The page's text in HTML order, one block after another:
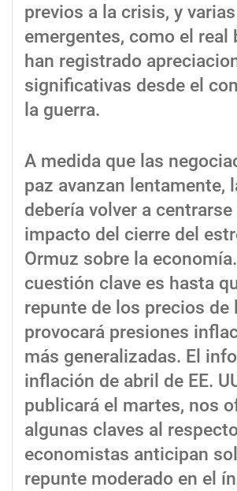
previos a la crisis, y
emergentes, como el real
han registrado
significativas desde el
la guerra.
A medida que las
paz avanzan lentamente,
debería volver a centrarse
impacto del cierre del
Ormuz sobre la
cuestión clave es hasta
repunte de los precios de
provocará presiones
más generalizadas. El
inflación de abril de EE.
publicará el martes, nos
algunas claves al
economistas anticipan
repunte moderado en el